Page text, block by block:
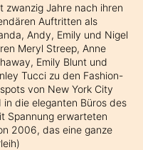
zwanzig Jahre nach ihren
Auftritten als
Andy, Emily und Nigel
Meryl Streep, Anne
Emily Blunt und
Tucci zu den Fashion-
von New York City
in die eleganten Büros des
Spannung erwarteten
2006, das eine ganze